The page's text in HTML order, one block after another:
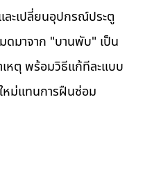
ะเปลี่ยนอุปกรณ์ประตู
ดมาจาก "บานพับ" เป็น
หตุ พร้อมวิธีแก้ทีละแบบ
หม่แทนการฝืนซ่อม